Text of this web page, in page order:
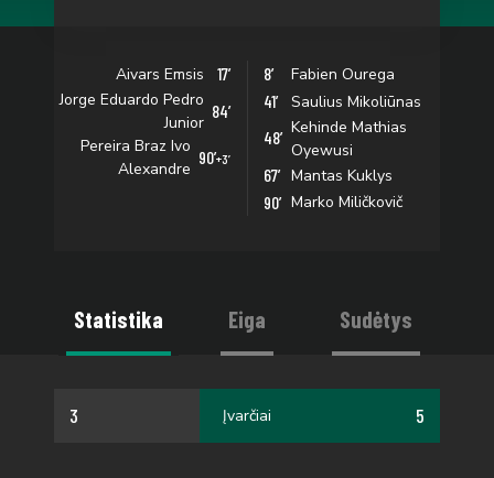
Aivars Emsis
17’
Jorge Eduardo Pedro
Junior
84’
Pereira Braz Ivo
Alexandre
90’+3’
8’
Fabien Ourega
41’
Saulius Mikoliūnas
48’
Kehinde Mathias
Oyewusi
67’ Mantas Kuklys
90’ Marko Miličkovič
Statistika Eiga Sudėtys
3 Įvarčiai 5